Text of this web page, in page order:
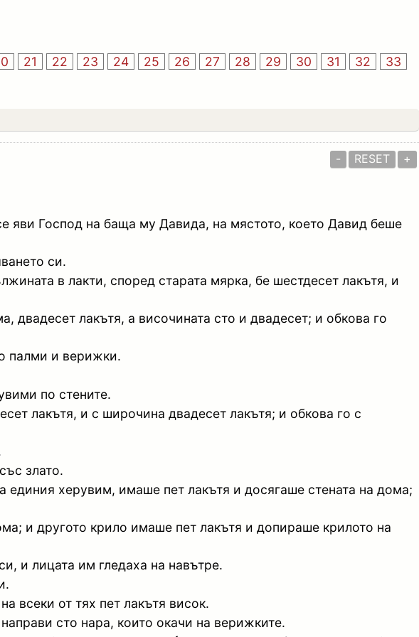
21 22 23 24 25 26 27 28 29 30 31 32
33
- RESET +
яви Господ на баща му Давида, на мястото, което Давид беше
си.
в лакти, според старата мярка, бе шестдесет лакътя, и
лакътя, а височината сто и двадесет; и обкова го
палми и верижки.
по стените.
лакътя, и с широчина двадесет лакътя; и обкова го с
злато.
херувим, имаше пет лакътя и досягаше стената на дома;
и другото крило имаше пет лакътя и допираше крилото на
и лицата им гледаха на навътре.
всеки от тях пет лакътя висок.
сто нара, които окачи на верижките.